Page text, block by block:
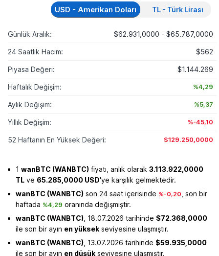
USD - Amerikan Doları TL - Türk Lirası
Günlük Aralık: $62.931,0000 - $65.787,0000
24 Saatlik Hacim: $562
Piyasa Değeri: $1.144.269
Haftalık Değişim: %4,29
Aylık Değişim: %5,37
Yıllık Değişim: %-45,10
52 Haftanın En Yüksek Değeri: $129.250,0000
1 wanBTC (WANBTC) fiyatı, anlık olarak 3.113.922,0000
TL ve 65.285,0000 USD'ye karşılık gelmektedir.
wanBTC (WANBTC) son 24 saat içerisinde %-0,20 , son bir
haftada %4,29 oranında değişmiştir.
wanBTC (WANBTC) , 18.07.2026 tarihinde $72.368,0000
ile son bir ayın en yüksek seviyesine ulaşmıştır.
wanBTC (WANBTC) , 13.07.2026 tarihinde $59.935,0000
ile son bir ayın en düşük seviyesine ulaşmıştır.